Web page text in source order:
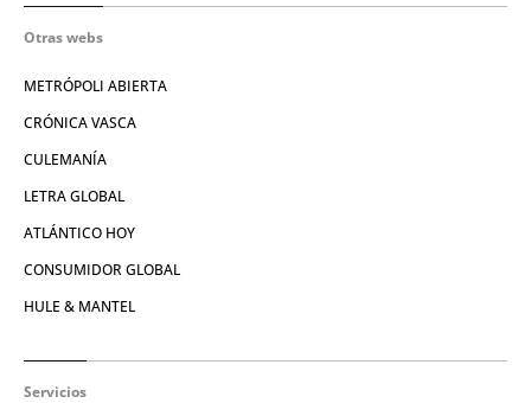
Otras webs
METRÓPOLI ABIERTA
CRÓNICA VASCA
CULEMANÍA
LETRA GLOBAL
ATLÁNTICO HOY
CONSUMIDOR GLOBAL
HULE & MANTEL
Servicios